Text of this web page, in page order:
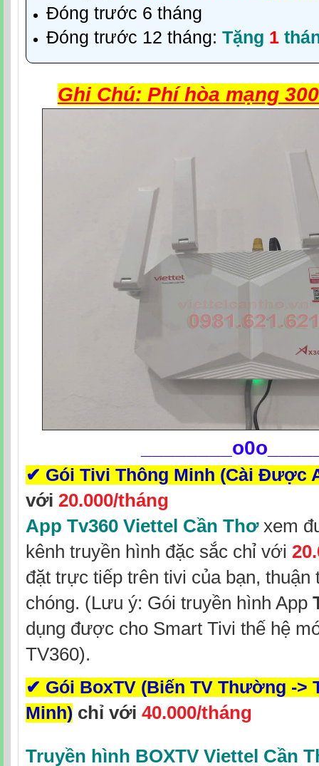
Đóng trước 6 tháng
Đóng trước 12 tháng: Tặng 1
Ghi Chú: Phí hòa mạng
✔ Gói Tivi Thông Minh (Cài Được
với 20.000/tháng
App Tv360 Viettel Cần Thơxem
kênh truyền hình đặc sắc chỉ với
đặt trực tiếp trên tivi của bạn, thuận
chóng. (Lưu ý: Gói truyền hình App
dụng được cho Smart Tivi thế hệ
TV360).
✔ Gói BoxTV (Biến TV Thường ->
Minh) chỉ với 40.000/tháng
Truyền hình BOXTV Viettel Cần